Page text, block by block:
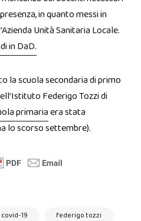
in quanto messi in
Unità Sanitaria Locale.
in DaD.
la scuola secondaria di primo
Federigo Tozzi di
primariaera stata
lo scorso settembre).
covid-19
federigo tozzi